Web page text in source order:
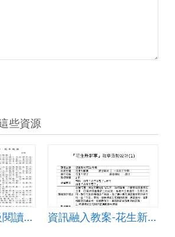
些資源
99學年度低年級閱讀測驗 資訊融入教案-花生新鮮事一下